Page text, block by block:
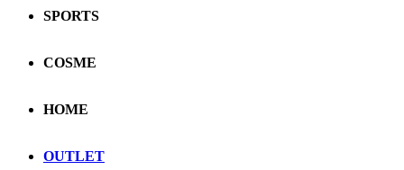
SPORTS
COSME
HOME
OUTLET